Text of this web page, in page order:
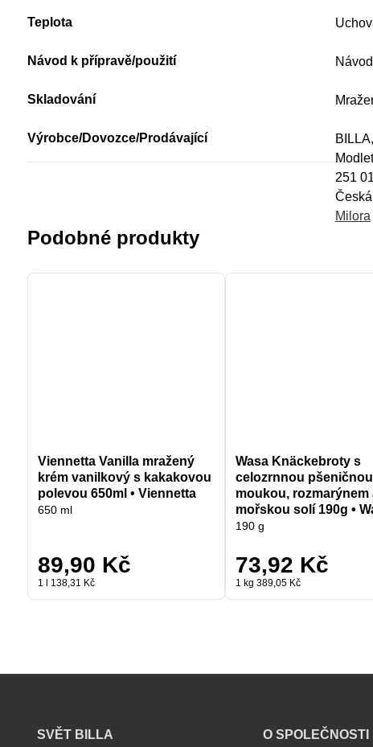
Teplota
Návod k přípravě/použití
Skladování
Výrobce/Dovozce/Prodávající
251
Milora
Podobné produkty
Viennetta Vanilla mražený
krém vanilkový s kakakovou
polevou 650ml • Viennetta
650 ml
89,90 Kč
1 l 138,31 Kč
Wasa Knäckebroty s
celozrnnou pšeničnou
moukou, rozmarýnem
mořskou solí 190g •
190 g
73,92 Kč
1 kg 389,05 Kč
SVĚT BILLA O SPOLEČNOSTI